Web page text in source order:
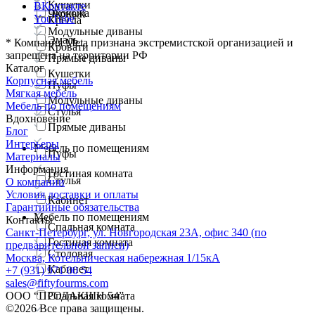
Кушетки
Модульные диваны
Прямые диваны
Пуфы
Стулья
Мебель по помещениям
Гостиная комната
Кабинет
Спальная комната
Столовая
Кресла
Кровати
Кушетки
Модульные диваны
Прямые диваны
Пуфы
Стулья
Мебель по помещениям
Гостиная комната
Кабинет
Спальная комната
Черный
Экокожа
Эмаль
ВКонтакте
YouTube
* Компания Meta признана экстремистской организацией и
запрещена на территории РФ
Каталог
Корпусная мебель
Мягкая мебель
Мебель по помещениям
Вдохновение
Блог
Интерьеры
Материалы
Информация
О компании
Условия доставки и оплаты
Гарантийные обязательства
Контакты
Санкт-Петербург, ул. Новгородская 23А, офис 340 (по
предварительной записи)
Москва, Котельническая набережная 1/15кА
+7 (931) 971 00 54
sales@fiftyfourms.com
ООО “ПРОДАКШН 54”
©2026 Все права защищены.